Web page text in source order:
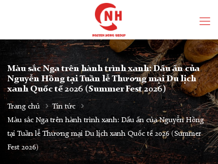
Màu sắc Nga trên hành trình xanh: Dấu ấn của
Nguyễn Hồng tại Tuần lễ Thương mại Du lịch
xanh Quốc tế 2026 (Summer Fest 2026)
Trang chủ
Tin tức
Màu sắc Nga trên hành trình xanh: Dấu ấn của Nguyễn Hồng
tại Tuần lễ Thương mại Du lịch xanh Quốc tế 2026 (Summer
Fest 2026)